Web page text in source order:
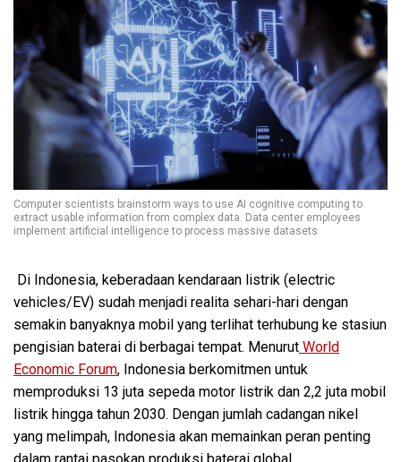
Computer scientists brainstorm ways to use AI cognitive computing to
extract usable information from complex data. Data center employees
implement artificial intelligence to process massive datasets
Di Indonesia, keberadaan kendaraan listrik (electric
vehicles/EV) sudah menjadi realita sehari-hari dengan
semakin banyaknya mobil yang terlihat terhubung ke stasiun
pengisian baterai di berbagai tempat. Menurut World
Economic Forum, Indonesia berkomitmen untuk
memproduksi 13 juta sepeda motor listrik dan 2,2 juta mobil
listrik hingga tahun 2030. Dengan jumlah cadangan nikel
yang melimpah, Indonesia akan memainkan peran penting